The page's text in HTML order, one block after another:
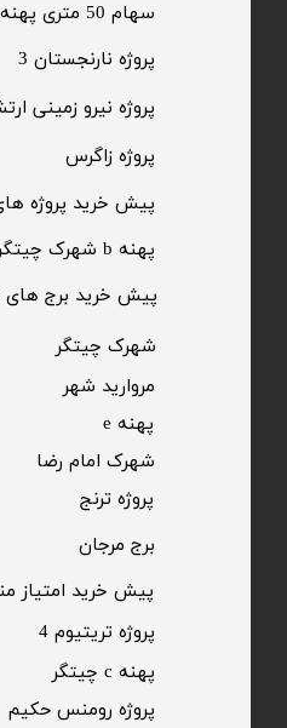
پیش خرید برج های
​سهام 50 متری پهنه e
پهنه b شهرک چیتگر
پیش خرید پروژه های
​پروژه زاگرس
​پروژه ترنج
​پروژه نیرو زمینی
​پروژه نارنجستان 3
​شهرک چیتگر
مروارید شهر​​​​​​​
شهرک امام رضا
پهنه e
برج مرجان
پیش خرید امتیاز
پروژه رومنس حکیم
پهنه c چیتگر
پروژه تریتیوم 4